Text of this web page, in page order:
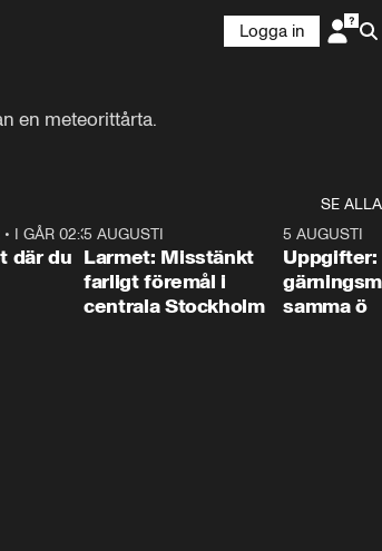
Logga in
en meteorittårta.
SE ALLA
1:06
• I GÅR 02:30
där du
0:35
5 AUGUSTI
Larmet: Misstänkt
farligt föremål i
centrala Stockholm
5 AUGUSTI
Uppgifter:
samma ö